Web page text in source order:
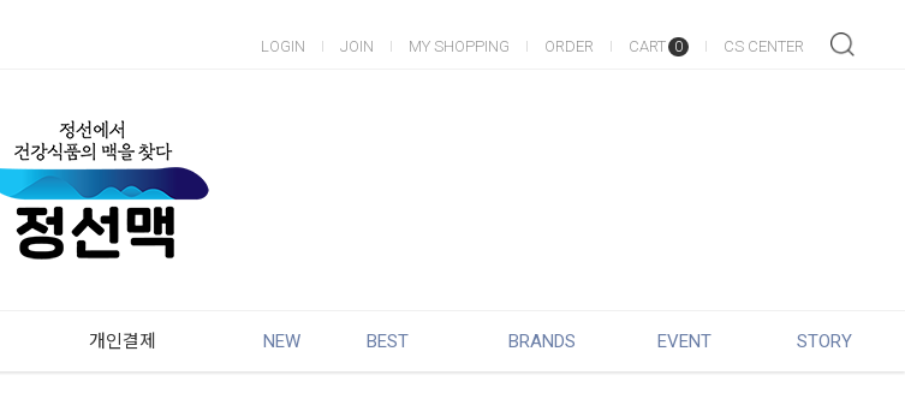
LOGIN JOIN MY SHOPPING ORDER CART 0 CS CENTER
개인결제 NEW BEST BRANDS EVENT STORY